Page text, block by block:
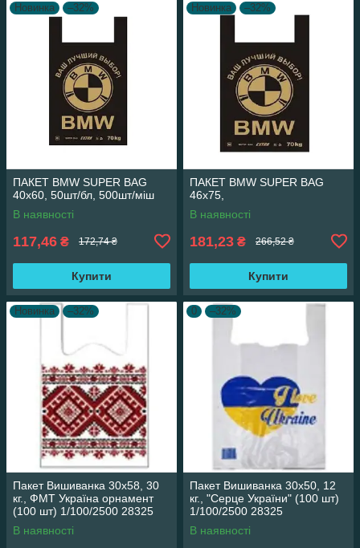
Новинка –32%
ПАКЕТ ВМW SUPER BAG
40х60, 50шт/бл, 500шт/міш
В наявності
117,46 ₴ 172,74 ₴
Купити
Новинка –32%
ПАКЕТ ВМW SUPER BAG
46х75,
В наявності
181,23 ₴ 266,52 ₴
Купити
Новинка –32%
Пакет Вишиванка 30х58, 30
кг., ФМТ Україна орнамент
(100 шт) 1/100/2500 28325
В наявності
0 –32%
Пакет Вишиванка 30х50, 12
кг., "Серце України" (100 шт)
1/100/2500 28325
В наявності